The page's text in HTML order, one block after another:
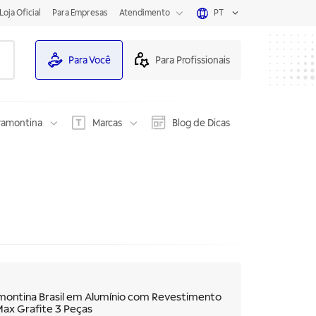
Loja Oficial Para Empresas Atendimento PT
Para Você Para Profissionais
Marcas Blog de Dicas
Brasil em Alumínio com Revestimento
Grafite 3 Peças